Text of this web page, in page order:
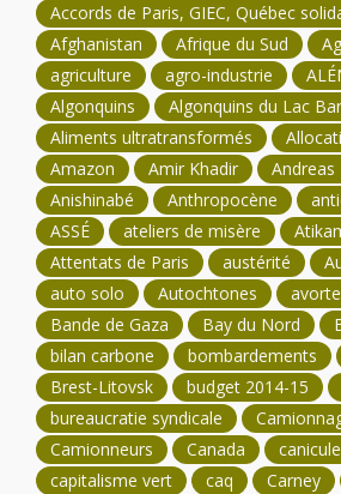
Accords de Paris, GIEC, Québec
Afghanistan
Afrique du Sud
agriculture
agro-industrie
Algonquins
Algonquins du Lac
Aliments ultratransformés
Amazon
Amir Khadir
Andreas
Anishinabé
Anthropocène
ASSÉ
ateliers de misère
Attentats de Paris
austérité
auto solo
Autochtones
Bande de Gaza
Bay du Nord
bilan carbone
bombardements
Brest-Litovsk
budget 2014-15
bureaucratie syndicale
Camionneurs
Canada canicule
capitalisme vert
caq Carney